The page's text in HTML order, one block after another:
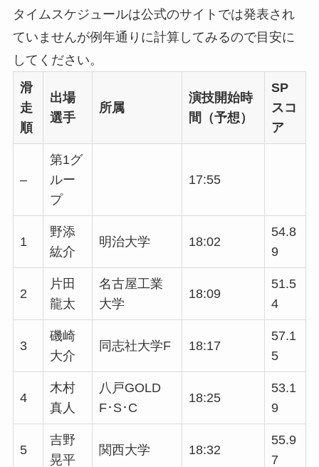
タイムスケジュールは公式のサイトでは発表され
ていませんが例年通りに計算してみるので目安に
してください。
滑
走
順
出場
選手
所属
演技開始時
間（予想）
SP
スコ
ア
–
第1グ
ルー
プ
17:55
1
野添
紘介
明治大学 18:02
54.8
9
2
片田
龍太
名古屋工業
大学
18:09
51.5
4
3
磯崎
大介
同志社大学F 18:17
57.1
5
4
木村
真人
八戸GOLD
F･S･C
18:25
53.1
9
5
吉野
晃平
関西大学 18:32
55.9
7